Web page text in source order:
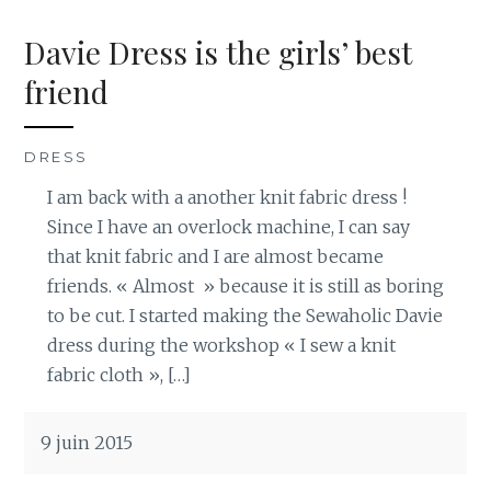
Davie Dress is the girls’ best
friend
DRESS
I am back with a another knit fabric dress !
Since I have an overlock machine, I can say
that knit fabric and I are almost became
friends. « Almost » because it is still as boring
to be cut. I started making the Sewaholic Davie
dress during the workshop « I sew a knit
fabric cloth », […]
9 juin 2015